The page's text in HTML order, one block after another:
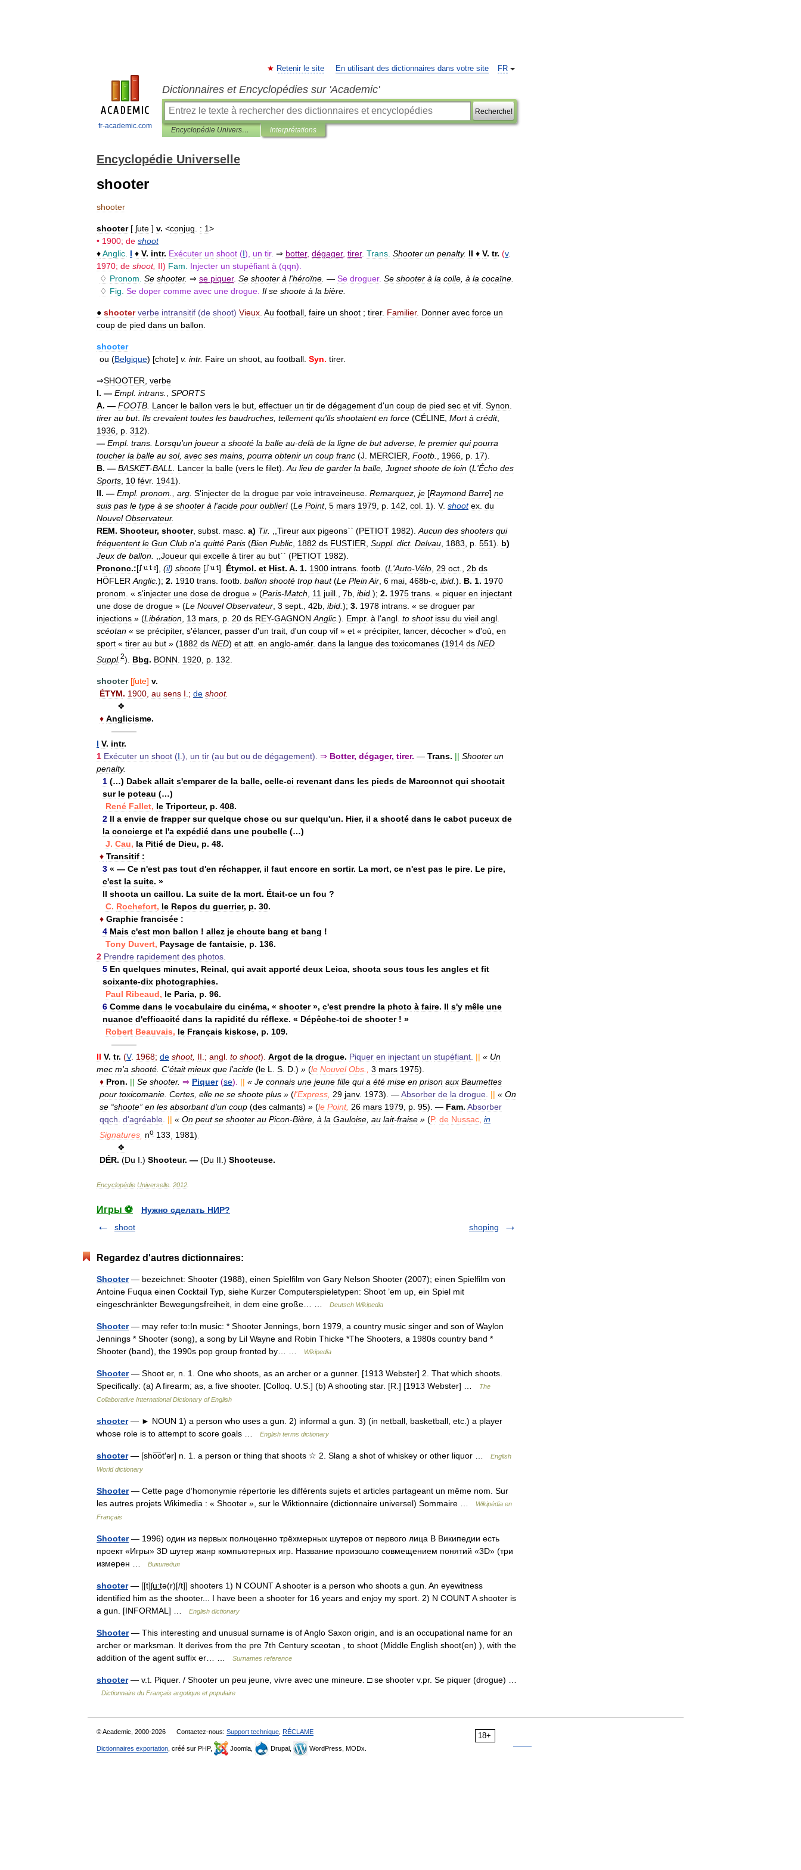
fr-academic.com
FR
Retenir le site En utilisant des dictionnaires dans votre site
Dictionnaires et Encyclopédies sur 'Academic'
Recherche!
Encyclopédie Universelle interprétations
Encyclopédie Universelle
shooter
shooter
shooter[ ʃute ] v. <conjug : 1>
• 1900; de shoot
♦Anglic I ♦ V. intr. Exécuter un shoot (I), un tir. ⇒ botter, dégager, tirer. Trans Shooter un penalty. II ♦ V. tr. (v.
1970; de shoot, II) Fam Injecter un stupéfiant à (qqn).
♢ Pronom Se shooter. ⇒ se piquer. Se shooter à l'héroïne — Se droguer. Se shooter à la colle à la cocaïne
♢ Fig Se doper comme avec une drogue Il se shoote à la bière
● shooter verbe intransitif (de shoot) Vieux Au football faire un shoot ; tirer. Familier. Donner avec force un
coup de pied dans un ballon
shooter
ou (Belgique) [chote] v. intr. Faire un shoot au football Syn. tirer.
⇒SHOOTER verbe
I. — Empl. intrans
SPORTS
A. — FOOTB Lancer le ballon vers le but effectuer un tir de dégagement d'un coup de pied sec et vif Synon
tirer au but. Ils crevaient toutes les baudruches tellement qu'ils shootaient en force (CÉLINE Mort à crédit,
1936 p 312).
— Empl. trans Lorsqu'un joueur a shooté la balle au-delà de la ligne de but adverse le premier qui pourra
toucher la balle au sol, avec ses mains pourra obtenir un coup franc (J MERCIER Footb 1966 p 17).
B. — BASKET-BALL Lancer la balle (vers le filet). Au lieu de garder la balle Jugnet shoote de loin (L 'Écho des
Sports 10 févr. 1941).
II. — Empl. pronom arg S'injecter de la drogue par voie intraveineuse Remarquez je [Raymond Barre] ne
suis pas le type à se shooter à l'acide pour oublier! (Le Point, 5 mars 1979 p 142 col 1). V. shoot ex du
Nouvel Observateur.
REM. Shooteur, shooter, subst masc a) Tir. Tireur aux pigeons`` (PETIOT 1982). Aucun des shooters qui
fréquentent le Gun Club n'a quitté Paris (Bien Public 1882 ds FUSTIER Suppl. dict. Delvau 1883 p 551). b)
Jeux de ballon Joueur qui excelle à tirer au but`` (PETIOT 1982).
Prononc.:[ ], (il) shoote [ ]. Étymol. et Hist. A. 1. 1900 intrans footb . (L 'Auto-Vélo 29 oct 2b ds
HÖFLER Anglic ); 2. 1910 trans footb ballon shooté trop haut(Le PleinAir 6 mai 468b-c ibid ). B. 1. 1970
pronom . « s'injecter une dose de drogue » (Paris-Match 11 juill 7b ibid ); 2. 1975 trans . « piquer en injectant
une dose de drogue » (Le Nouvel Observateur 3 sept 42b ibid ); 3. 1978 intrans . « se droguer par
injections » (Libération 13 mars p 20 ds REY-GAGNON Anglic ). Empr. à l'angl to shoot issu du vieil angl
scéotan « se précipiter, s'élancer, passer d'un trait d'un coup vif » et « précipiter, lancer, décocher » d'où en
sport « tirer au but » (1882 ds NED) et att en anglo-amér. dans la langue des toxicomanes (1914 ds NED
Suppl. 2). Bbg. BONN 1920 p 132
shooter [ʃute] v.
ÉTYM. 1900 au sens I .; de shoot.
❖
♦ Anglicisme.
———
I V. intr.
1 Exécuter un shoot (I .), un tir (au but ou de dégagement). ⇒ Botter, dégager, tirer. — Trans. || Shooter un
penalty.
1 (…) Dabek allait s'emparer de la balle, celle-ci revenant dans les pieds de Marconnot qui shootait
sur le poteau (…)
René Fallet, le Triporteur, p. 408.
2 Il a envie de frapper sur quelque chose ou sur quelqu'un. Hier, il a shooté dans le cabot puceux de
la concierge et l'a expédié dans une poubelle (…)
J. Cau, la Pitié de Dieu, p. 48.
♦ Transitif :
3 « — Ce n'est pas tout d'en réchapper, il faut encore en sortir. La mort, ce n'est pas le pire. Le pire,
c'est la suite. »
Il shoota un caillou. La suite de la mort. Était-ce un fou ?
C. Rochefort, le Repos du guerrier, p. 30.
♦ Graphie francisée :
4 Mais c'est mon ballon ! allez je choute bang et bang !
Tony Duvert, Paysage de fantaisie, p. 136.
2 Prendre rapidement des photos
5 En quelques minutes, Reinal, qui avait apporté deux Leica, shoota sous tous les angles et fit
soixante-dix photographies.
Paul Ribeaud, le Paria, p. 96.
6 Comme dans le vocabulaire du cinéma, « shooter», c'est prendre la photo à faire. Il s'y mêle une
nuance d'efficacité dans la rapidité du réflexe. « Dépêche-toi de shooter! »
Robert Beauvais, le Français kiskose, p. 109.
———
II V. tr. (V. 1968; de shoot, II .; angl to shoot). Argot de la drogue. Piquer en injectant un stupéfiant || « Un
mec m'a shooté C'était mieux que l'acide (le L S D .) » (le Nouvel Obs 3 mars 1975).
♦ Pron. || Se shooter. ⇒ Piquer (se). || « Je connais une jeune fille qui a été mise en prison aux Baumettes
pour toxicomanie Certes elle ne se shoote plus » (l'Express 29 janv. 1973). —Absorber de la drogue || « On
se “shoote” en les absorbant d'un coup (des calmants) » (le Point, 26 mars 1979 p 95). — Fam. Absorber
qqch d'agréable || « On peut se shooter au Picon-Bière à la Gauloise au lait-fraise » (P. de Nussac in
Signatures no 133 1981).
❖
DÉR. (Du I.) Shooteur. — (Du II.) Shooteuse.
Encyclopédie Universelle 2012
Игры ⚽
Нужно сделать НИР?
shoot
shoping
Regardez d'autres dictionnaires:
Shooter— bezeichnet: Shooter (1988), einen Spielfilm von Gary Nelson Shooter (2007); einen Spielfilm von
Antoine Fuqua einen Cocktail Typ, siehe Kurzer Computerspieletypen: Shoot ’em up, ein Spiel mit
eingeschränkter Bewegungsfreiheit, in dem eine große… …
Deutsch Wikipedia
Shooter— may refer to:In music: * Shooter Jennings, born 1979, a country music singer and son of Waylon
Jennings * Shooter (song), a song by Lil Wayne and Robin Thicke *The Shooters, a 1980s country band *
Shooter (band), the 1990s pop group fronted by… …
Wikipedia
Shooter— Shoot er, n. 1. One who shoots, as an archer or a gunner. [1913 Webster] 2. That which shoots.
Specifically: (a) A firearm; as, a five shooter. [Colloq. U.S.] (b) A shooting star. [R.] [1913 Webster] …
The
Collaborative International Dictionary of English
shooter— ► NOUN 1) a person who uses a gun. 2) informal a gun. 3) (in netball, basketball, etc.) a player
whose role is to attempt to score goals …
English terms dictionary
shooter— [sho͞ot′ər] n. 1. a person or thing that shoots ☆ 2. Slang a shot of whiskey or other liquor …
English
World dictionary
Shooter— Cette page d’homonymie répertorie les différents sujets et articles partageant un même nom. Sur
les autres projets Wikimedia : « Shooter », sur le Wiktionnaire (dictionnaire universel) Sommaire …
Wikipédia en
Français
Shooter— 1996) один из первых полноценно трёхмерных шутеров от первого лица В Википедии есть
проект «Игры» 3D шутер жанр компьютерных игр. Название произошло совмещением понятий «3D» (три
измерен …
Википедия
shooter— [[t]ʃu͟ːtə(r)[/t]] shooters 1) N COUNT A shooter is a person who shoots a gun. An eyewitness
identified him as the shooter... I have been a shooter for 16 years and enjoy my sport. 2) N COUNT A shooter is
a gun. [INFORMAL] …
English dictionary
Shooter— This interesting and unusual surname is of Anglo Saxon origin, and is an occupational name for an
archer or marksman. It derives from the pre 7th Century sceotan , to shoot (Middle English shoot(en) ), with the
addition of the agent suffix er… …
Surnames reference
shooter— v.t. Piquer. / Shooter un peu jeune, vivre avec une mineure. □ se shooter v.pr. Se piquer (drogue) …
Dictionnaire du Français argotique et populaire
18+
© Academic, 2000-2026 Contactez-nous: Support technique RÉCLAME
Dictionnaires exportation , créé sur PHP, Joomla, Drupal, WordPress, MODx.